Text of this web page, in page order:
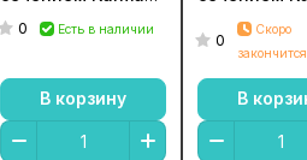
new age серебро
0 Есть в наличии
В корзину
new age
0
Скоро
закончится
В